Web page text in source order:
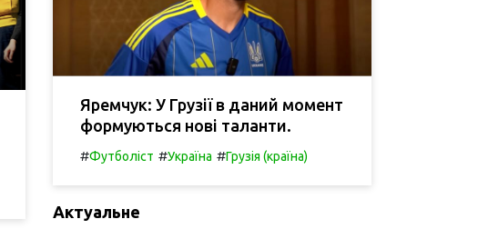
Яремчук: У Грузії в даний момент
формуються нові таланти.
#Футболіст #Україна #Грузія (країна)
Актуальне